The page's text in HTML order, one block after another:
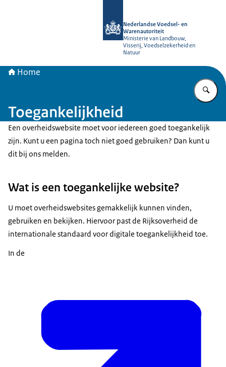
Nederlandse Voedsel- en
Warenautoriteit
Ministerie van Landbouw,
Visserij, Voedselzekerheid en
Natuur
Home
Toegankelijkheid
Een overheidswebsite moet voor iedereen goed toegankelijk
zijn. Kunt u een pagina toch niet goed gebruiken? Dan kunt u
dit bij ons melden.
Wat is een toegankelijke website?
U moet overheidswebsites gemakkelijk kunnen vinden,
gebruiken en bekijken. Hiervoor past de Rijksoverheid de
internationale standaard voor digitale toegankelijkheid toe.
In de